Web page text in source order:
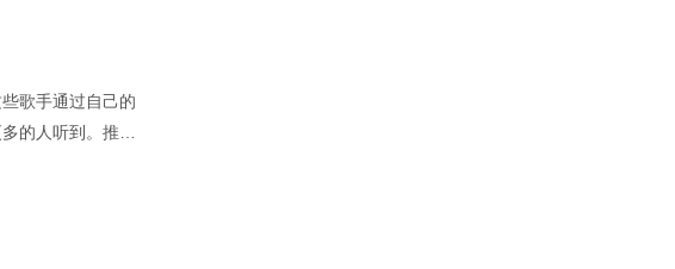
歌手通过自己的
的人听到。推广
费用方面很难有